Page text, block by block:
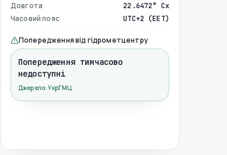
Довгота 22.6472° Сх
Часовий пояс UTC+2 (EET)
Попередження від гідрометцентру
Попередження тимчасово
недоступні
Джерело: УкрГМЦ